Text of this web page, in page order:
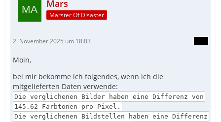
Mars
Marster Of Disaster
2. November 2025 um 18:03
Moin,
bei mir bekomme ich folgendes, wenn ich die
mitgelieferten Daten verwende:
Die verglichenen Bilder haben eine Differenz von
145.62 Farbtönen pro Pixel.
Die verglichenen Bildstellen haben eine Differenz